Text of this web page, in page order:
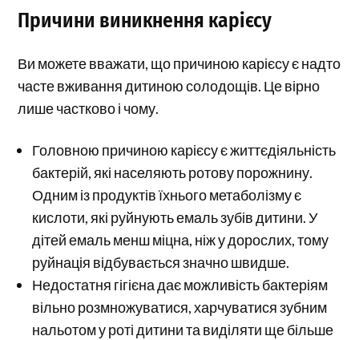
Причини виникнення карієсу
Ви можете вважати, що причиною карієсу є надто
часте вживання дитиною солодощів. Це вірно
лише частково і чому.
Головною причиною карієсу є життєдіяльність
бактерій, які населяють ротову порожнину.
Одним із продуктів їхнього метаболізму є
кислоти, які руйнують емаль зубів дитини. У
дітей емаль менш міцна, ніж у дорослих, тому
руйнація відбувається значно швидше.
Недостатня гігієна дає можливість бактеріям
вільно розмножуватися, харчуватися зубним
нальотом у роті дитини та виділяти ще більше